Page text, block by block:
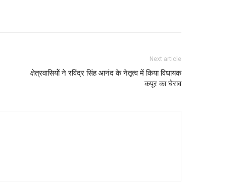
Next article
क्षेत्रवासियोें ने रविंद्र सिंह आनंद के नेतृत्व में किया विधायक
कपूर का घेराव